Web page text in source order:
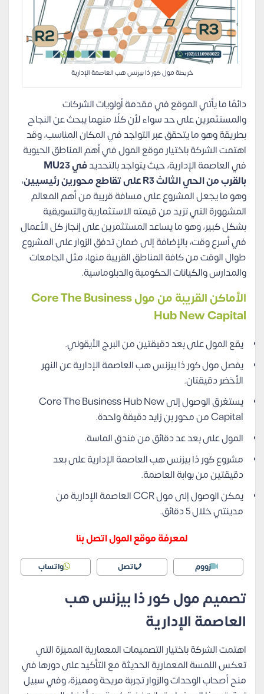
خريطة مول كور ذا بيزنس هب العاصمة الإدارية
دائمًا ما يأتي الموقع في مقدمة أولويات الشركات
والمستثمرين على حد سواء لأن كلًا منهما يبحث عن النجاح
بطريقة وهو ما يتحقق عبر التواجد في المكان المناسب، وقد
اهتمت الشركة باختيار موقع المول في أهم المناطق الحيوية
في العاصمة الإدارية، حيث يتواجد بالتحديد
في MU23
بالقرب من الحي الثالث R3 على تقاطع محورين رئيسيين
،
وهو ما يجعل المشروع على مسافة قريبة من أهم المعالم
المشهورة التي تزيد من قيمته الاستثمارية والتسويقية
بشكل كبير، وهو ما يساعد المستثمرين على إنجاز كل الأعمال
في أسرع وقت، بالإضافة إلى ضمان تدفق الزوار على المشروع
طوال الوقت من كافة المناطق القريبة منها، مثل الجامعات
والمدارس والكيانات الحكومية والدبلوماسية.
الأماكن القريبة من مول Core The Business
Hub New Capital
يقع المول على بعد دقيقتين من البرج الأيقوني.
يفصل مول كور ذا بيزنس هب العاصمة الإدارية عن النهر
الأخضر دقيقتان.
يستغرق الوصول إلى Core The Business Hub New
Capital من محور بن زايد دقيقة واحدة.
المول على بعد عد دقائق من فندق الماسة.
مشروع كور ذا بيزنس هب العاصمة الإدارية على بعد
دقيقتين من بوابة العاصمة.
يمكن الوصول إلى مول CCR العاصمة الإدارية من
مدينتي خلال 5 دقائق.
لمعرفة موقع المول اتصل بنا
زووم اتصل واتساب
تصميم مول كور ذا بيزنس هب
العاصمة الإدارية
اهتمت الشركة باختيار التصميمات المعمارية المميزة التي
تعكس اللمسة المعمارية الحديثة مع التأكيد على دورها في
منح أصحاب الوحدات والزوار تجربة مريحة ومميزة، وفي سبيل